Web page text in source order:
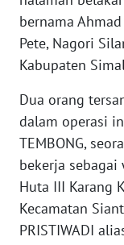
bernama
Pete, Nagori
Kabupaten
Dua orang
dalam operasi
TEMBONG,
bekerja
Huta III Karang
Kecamatan
PRISTIWADI
BANTEN
WN
NTT
WN
KEPRI
WN
PAPUA
WN